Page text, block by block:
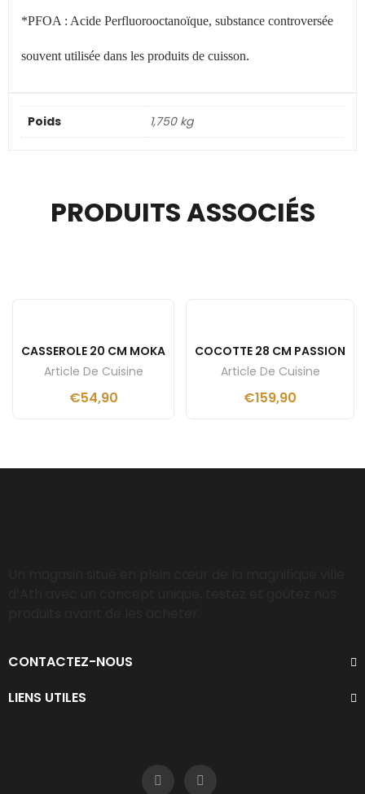
*PFOA : Acide Perfluorooctanoïque, substance controversée
souvent utilisée dans les produits de cuisson.
Poids 1,750 kg
PRODUITS ASSOCIÉS
CASSEROLE 20 CM MOKA
Article De Cuisine
€54,90
COCOTTE 28 CM PASSION
Article De Cuisine
€159,90
CONTACTEZ-NOUS
LIENS UTILES